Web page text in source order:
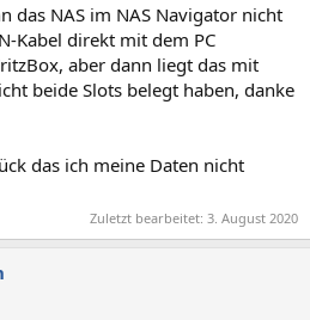
das NAS im NAS Navigator nicht
Kabel direkt mit dem PC
aber dann liegt das mit
beide Slots belegt haben, danke
das ich meine Daten nicht
Zuletzt bearbeitet: 3. August 2020